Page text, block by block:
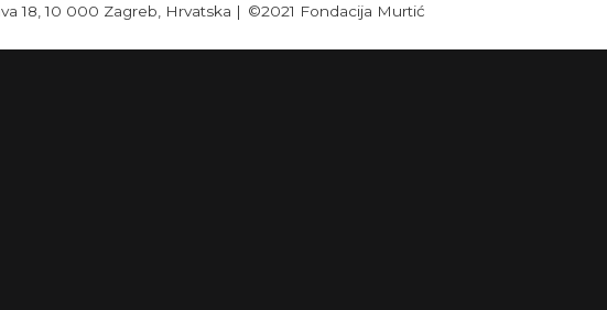
18, 10 000 Zagreb, Hrvatska | ©2021 Fondacija Murtić